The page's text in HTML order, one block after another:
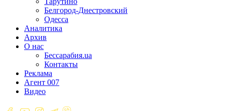
Белгород-Днестровский
Одесса
Аналитика
Архив
О нас
Бессарабия.ua
Контакты
Реклама
Агент 007
Видео